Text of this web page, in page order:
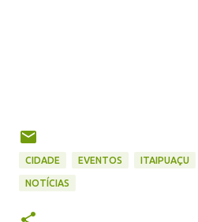
CIDADE EVENTOS ITAIPUAÇU
NOTÍCIAS